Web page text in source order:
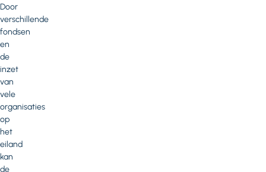
Door
verschillende
fondsen
en
de
inzet
van
vele
organisaties
op
het
eiland
kan
de